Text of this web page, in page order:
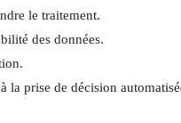
le traitement.
des données.
la prise de décision